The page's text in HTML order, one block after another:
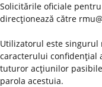
Solicitările oficiale
direcţionează către
Utilizatorul este
caracterului confidenţial
tuturor acţiunilor
parola acestuia.